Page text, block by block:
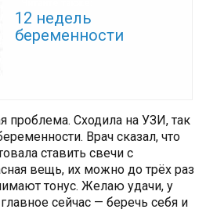
12 недель
беременности
проблема. Сходила на УЗИ, так
Врач сказал, что
ставить свечи с
вещь, их можно до трёх раз
тонус. Желаю удачи, у
сейчас — беречь себя и